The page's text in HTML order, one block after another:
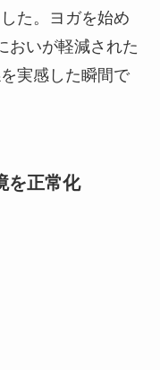
た。ヨガを始め
おいが軽減された
実感した瞬間で
を正常化